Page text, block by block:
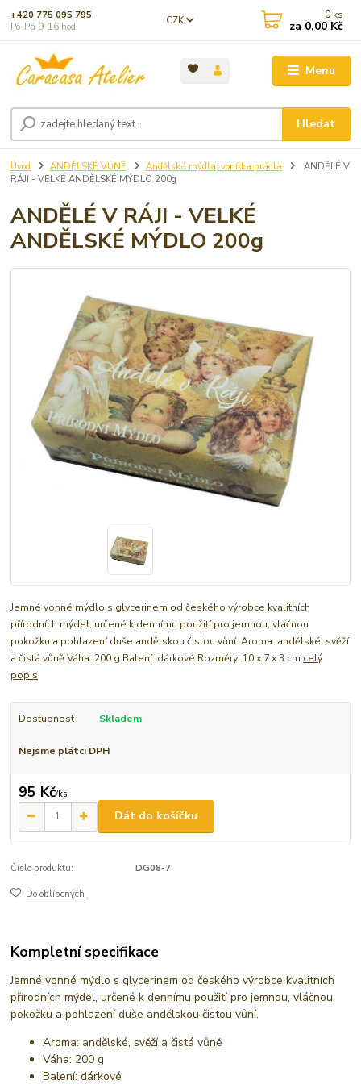
Menu
CZK
Hledat
+420 775 095 795
Po-Pá 9-16 hod.
0 ks
za 0,00 Kč
Úvod ANDĚLSKÉ VŮNĚ Andělská mýdla, vonítka prádla
ANDĚLÉ V
RÁJI - VELKÉ ANDĚLSKÉ MÝDLO 200g
ANDĚLÉ V RÁJI - VELKÉ
ANDĚLSKÉ MÝDLO 200g
Jemné vonné mýdlo s glycerinem od českého výrobce kvalitních
přírodních mýdel, určené k dennímu použití pro jemnou, vláčnou
pokožku a pohlazení duše andělskou čistou vůní. Aroma: andělské, svěží
a čistá vůně Váha: 200 g Balení: dárkové Rozměry: 10 x 7 x 3 cm celý
popis
Dostupnost Skladem
Nejsme plátci DPH
95 Kč/ks
Dát do košíčku
Číslo produktu: DG08-7
Do oblíbených
Kompletní specifikace
Jemné vonné mýdlo s glycerinem od českého výrobce kvalitních
přírodních mýdel, určené k dennímu použití pro jemnou, vláčnou
pokožku a pohlazení duše andělskou čistou vůní.
Aroma: andělské, svěží a čistá vůně
Váha: 200 g
Balení: dárkové